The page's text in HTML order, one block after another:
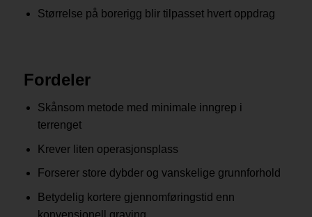
Størrelse på borerigg blir tilpasset hvert oppdrag
Fordeler
Skånsom metode med minimale inngrep i
terrenget
Krever liten operasjonsplass
Forserer store dybder og vanskelige grunnforhold
Betydelig kortere gjennomføringstid enn
konvensjonell graving